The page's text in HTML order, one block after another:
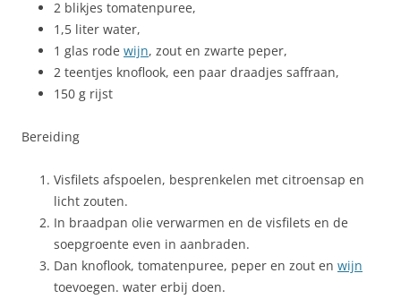
2 blikjes tomatenpuree,
1,5 liter water,
1 glas rode wijn, zout en zwarte peper,
2 teentjes knoflook, een paar draadjes saffraan,
150 g rijst
Bereiding
Visfilets afspoelen, besprenkelen met citroensap en
licht zouten.
In braadpan olie verwarmen en de visfilets en de
soepgroente even in aanbraden.
Dan knoflook, tomatenpuree, peper en zout en wijn
toevoegen. water erbij doen.